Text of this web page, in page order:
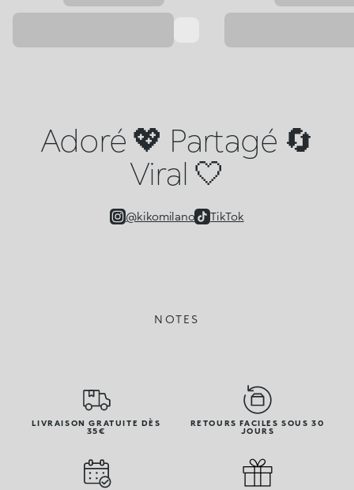
Adoré 💖 Partagé 🔄
Viral 🤍
@kikomilano TikTok
NOTES
LIVRAISON GRATUITE DÈS
35€
RETOURS FACILES SOUS 30
JOURS